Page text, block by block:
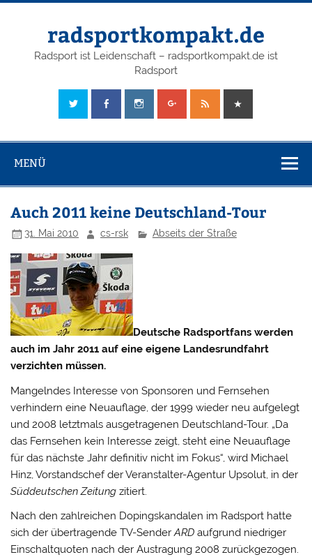
radsportkompakt.de
Radsport ist Leidenschaft – radsportkompakt.de ist
Radsport
MENÜ
Auch 2011 keine Deutschland-Tour
31. Mai 2010 cs-rsk Abseits der Straße
Deutsche Radsportfans werden
auch im Jahr 2011 auf eine eigene Landesrundfahrt
verzichten müssen.
Mangelndes Interesse von Sponsoren und Fernsehen
verhindern eine Neuauflage, der 1999 wieder neu aufgelegt
und 2008 letztmals ausgetragenen Deutschland-Tour. „Da
das Fernsehen kein Interesse zeigt, steht eine Neuauflage
für das nächste Jahr definitiv nicht im Fokus“, wird Michael
Hinz, Vorstandschef der Veranstalter-Agentur Upsolut, in der
Süddeutschen Zeitung zitiert.
Nach den zahlreichen Dopingskandalen im Radsport hatte
sich der übertragende TV-SenderARD aufgrund niedriger
Einschaltquoten nach der Austragung 2008 zurückgezogen.